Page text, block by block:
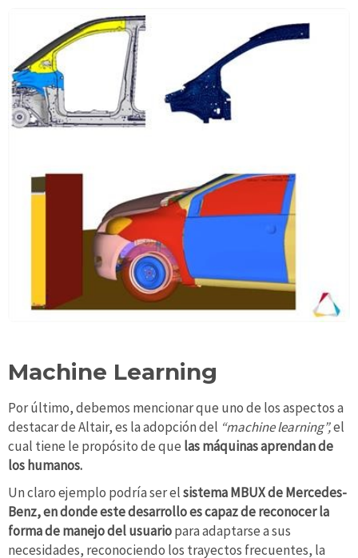
Machine Learning
Por último, debemos mencionar que uno de los aspectos a
destacar de Altair, es la adopción del “machine learning”,el
cual tiene le propósito de que las máquinas aprendan de
los humanos.
Un claro ejemplo podría ser elsistema MBUX de Mercedes-
Benz, en donde este desarrollo es capaz de reconocer la
forma de manejo del usuariopara adaptarse a sus
necesidades, reconociendo los trayectos frecuentes, la